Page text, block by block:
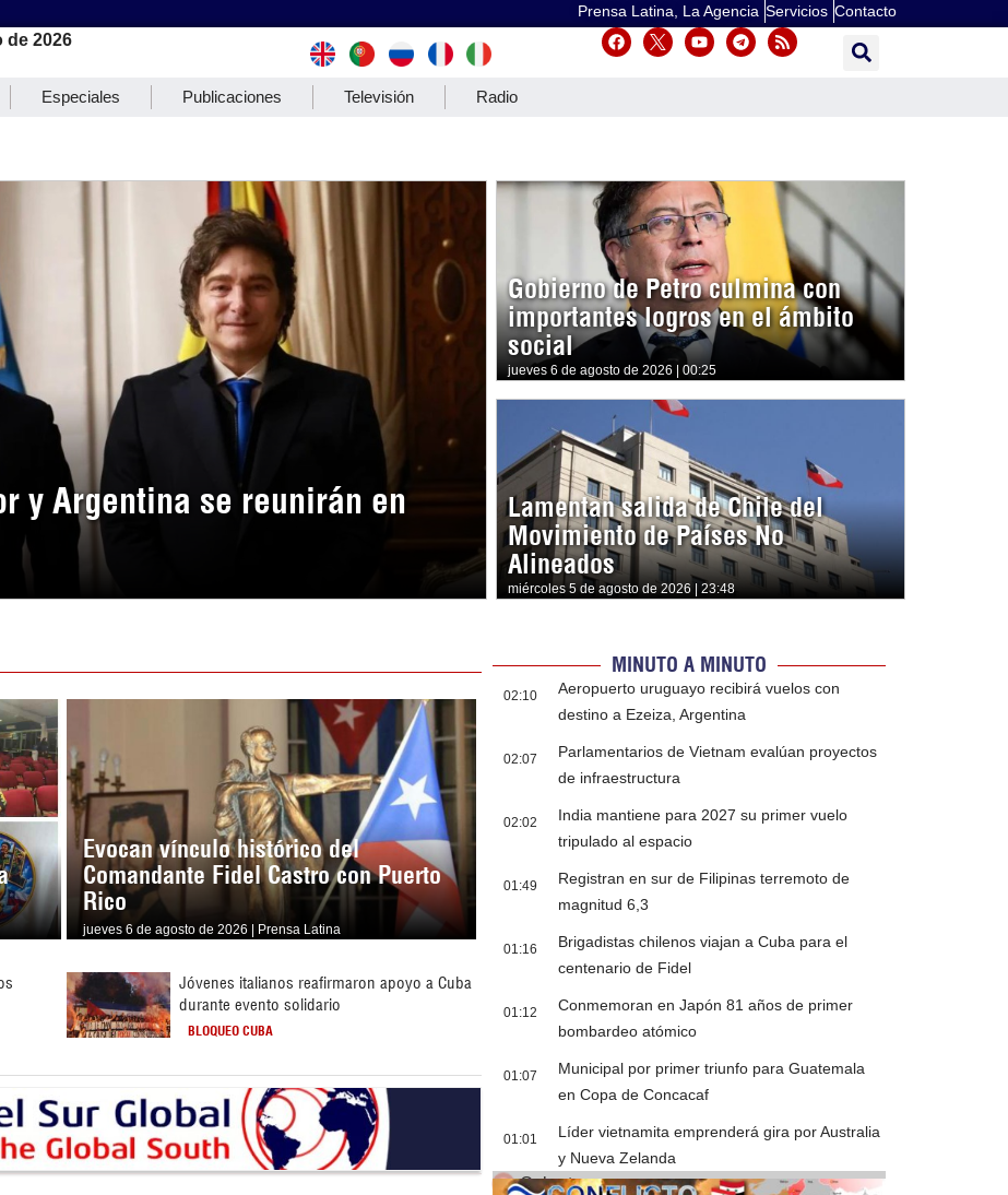
Prensa Latina, La Agencia Servicios Contacto
de 2026
Especiales Publicaciones Televisión Radio
y Argentina se reunirán en
Gobierno de Petro culmina con
importantes logros en el ámbito
social
jueves 6 de agosto de 2026 | 00:25
Lamentan salida de Chile del
Movimiento de Países No
Alineados
miércoles 5 de agosto de 2026 | 23:48
Evocan vínculo histórico del
Comandante Fidel Castro con Puerto
Rico
jueves 6 de agosto de 2026 | Prensa Latina
Jóvenes italianos reafirmaron apoyo a Cuba
durante evento solidario
BLOQUEO CUBA
MINUTO A MINUTO
02:10
Aeropuerto uruguayo recibirá vuelos con
destino a Ezeiza, Argentina
02:07
Parlamentarios de Vietnam evalúan proyectos
de infraestructura
02:02
India mantiene para 2027 su primer vuelo
tripulado al espacio
01:49
Registran en sur de Filipinas terremoto de
magnitud 6,3
01:16
Brigadistas chilenos viajan a Cuba para el
centenario de Fidel
01:12
Conmemoran en Japón 81 años de primer
bombardeo atómico
01:07
Municipal por primer triunfo para Guatemala
en Copa de Concacaf
01:01
Líder vietnamita emprenderá gira por Australia
y Nueva Zelanda
Cobertura